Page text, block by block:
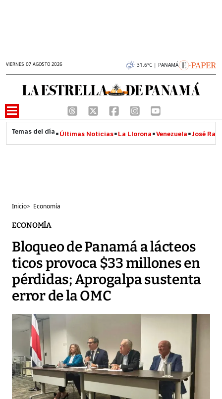
VIERNES 07 AGOSTO 2026 31.6°C | PANAMÁ
Últimas Noticias La Llorona Venezuela José
Inicio> Economía
ECONOMÍA
Bloqueo de Panamá a lácteos
ticos provoca $33 millones en
pérdidas; Aprogalpa sustenta
error de la OMC